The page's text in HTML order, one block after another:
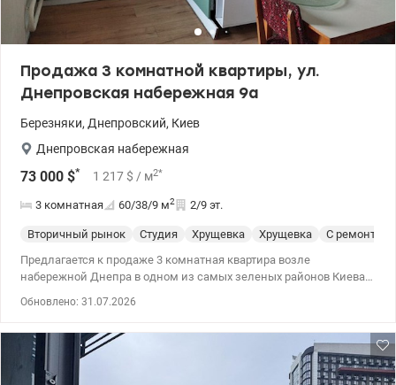
Продажа 3 комнатной квартиры, ул.
Днепровская набережная 9а
Березняки, Днепровский, Киев
Днепровская набережная
73 000 $* 1 217 $ / м2*
3 комнатная 60/38/9 м2 2/9 эт.
Вторичный рынок Студия Хрущевка Хрущевка
С ремонтом
Предлагается к продаже 3 комнатная квартира возле
набережной Днепра в одном из самых зеленых районов Киева
ламинат. Есть газ, бойлер. Чистый, ухоженный подъезд, тихий
двор с достаточным количеством парковочных мест. Район с
развитой инфраструктурой: рядом магазины, школы, детские
Обновлено: 31.07.2026